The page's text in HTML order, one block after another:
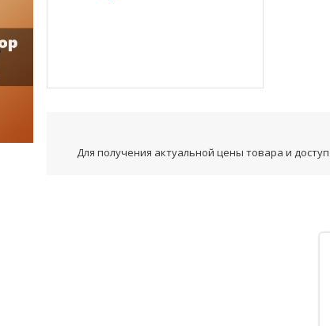
Для получения актуальной цены товара и